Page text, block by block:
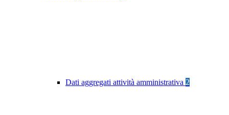
Dati aggregati attività amministrativa 2